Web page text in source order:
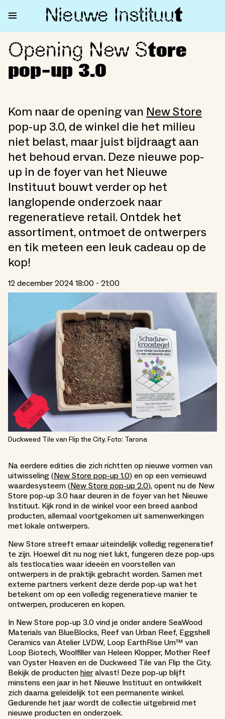
Nieuwe Instituut
Opening New Store pop-up
Opening New Store
pop-up 3.0
Kom naar de opening van New Store
pop-up 3.0, de winkel die het milieu
niet belast, maar juist bijdraagt aan
het behoud ervan. Deze nieuwe pop-
up in de foyer van het Nieuwe
Instituut bouwt verder op het
langlopende onderzoek naar
regeneratieve retail. Ontdek het
assortiment, ontmoet de ontwerpers
en tik meteen een leuk cadeau op de
kop!
12 december 2024 18:00 - 21:00
Duckweed Tile van Flip the City. Foto: Tarona
Na eerdere edities die zich richtten op nieuwe vormen van
uitwisseling (New Store pop-up 1.0) en op een vernieuwd
waardesysteem (New Store pop-up 2.0), opent nu de New
Store pop-up 3.0 haar deuren in de foyer van het Nieuwe
Instituut. Kijk rond in de winkel voor een breed aanbod
producten, allemaal voortgekomen uit samenwerkingen
met lokale ontwerpers.
New Store streeft ernaar uiteindelijk volledig regeneratief
te zijn. Hoewel dit nu nog niet lukt, fungeren deze pop-ups
als testlocaties waar ideeën en voorstellen van
ontwerpers in de praktijk gebracht worden. Samen met
externe partners verkent deze derde pop-up wat het
betekent om op een volledig regeneratieve manier te
ontwerpen, produceren en kopen.
In New Store pop-up 3.0 vind je onder andere SeaWood
Materials van BlueBlocks, Reef van Urban Reef, Eggshell
Ceramics van Atelier LVDW, Loop EarthRise Urn™ van
Loop Biotech, Woolfiller van Heleen Klopper, Mother Reef
van Oyster Heaven en de Duckweed Tile van Flip the City.
Bekijk de producten hieralvast! Deze pop-up blijft
minstens een jaar in het Nieuwe Instituut en ontwikkelt
zich daarna geleidelijk tot een permanente winkel.
Gedurende het jaar wordt de collectie uitgebreid met
nieuwe producten en onderzoek.